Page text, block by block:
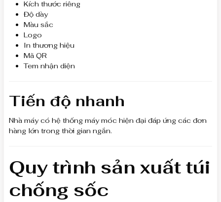
Kích thước riêng
Độ dày
Màu sắc
Logo
In thương hiệu
Mã QR
Tem nhận diện
Tiến độ nhanh
Nhà máy có hệ thống máy móc hiện đại đáp ứng các đơn
hàng lớn trong thời gian ngắn.
Quy trình sản xuất túi
chống sốc